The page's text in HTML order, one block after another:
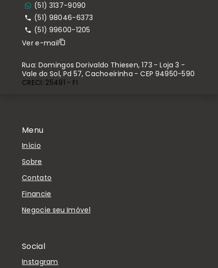
Menu
Início
Sobre
Contato
Financie
Negocie seu Imóvel
Social
Instagram
(51) 3137-9090
(51) 98046-6373
(51) 99600-1205
Ver e-mail
Rua: Domingos Dorivaldo Thiesen, 173 - Loja 3 -
Vale do Sol, Pd 57, Cachoeirinha - CEP 94950-590
CRECI: 25491 - FI